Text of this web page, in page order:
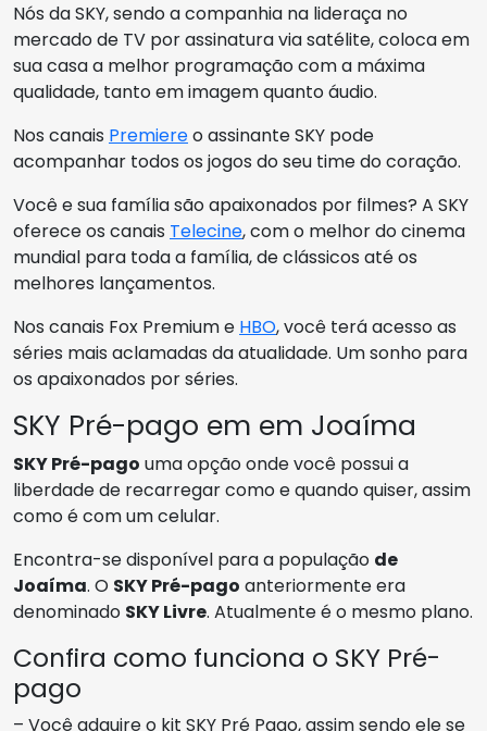
Nós da SKY, sendo a companhia na lideraça no
mercado de TV por assinatura via satélite, coloca em
sua casa a melhor programação com a máxima
qualidade, tanto em imagem quanto áudio.
Nos canais Premiereo assinante SKY pode
acompanhar todos os jogos do seu time do coração.
Você e sua família são apaixonados por filmes? A SKY
oferece os canais Telecine, com o melhor do cinema
mundial para toda a família, de clássicos até os
melhores lançamentos.
Nos canais Fox Premium e HBO, você terá acesso as
séries mais aclamadas da atualidade. Um sonho para
os apaixonados por séries.
SKY Pré-pago em em Joaíma
SKY Pré-pago uma opção onde você possui a
liberdade de recarregar como e quando quiser, assim
como é com um celular.
Encontra-se disponível para a população de
Joaíma. O SKY Pré-pago anteriormente era
denominado SKY Livre. Atualmente é o mesmo plano.
Confira como funciona o SKY Pré-
pago
– Você adquire o kit SKY Pré Pago, assim sendo ele se